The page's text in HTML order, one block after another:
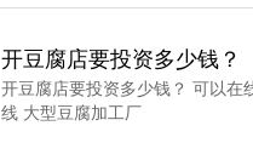
豆腐花,俗称“点花”和“点浆”,这
开豆腐店要投资多少钱？
开豆腐店要投资多少钱？ 可以在
线 大型豆腐加工厂